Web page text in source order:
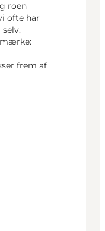
roen
ofte har
frem af